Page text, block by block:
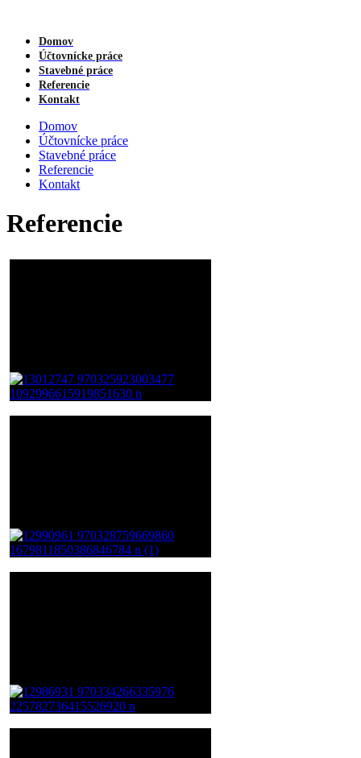
Domov
Účtovnícke práce
Stavebné práce
Referencie
Kontakt
Domov
Účtovnícke práce
Stavebné práce
Referencie
Kontakt
Referencie